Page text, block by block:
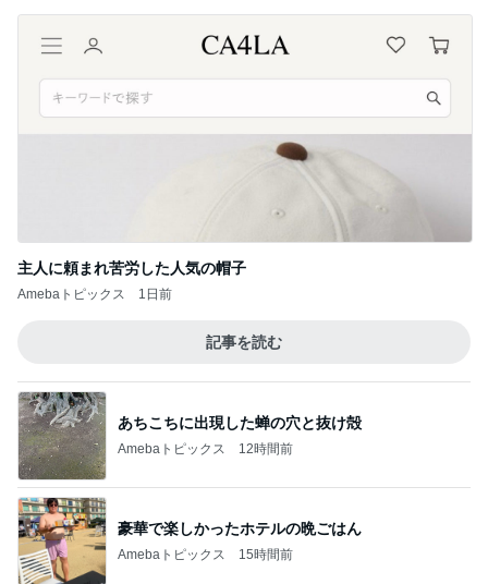
主人に頼まれ苦労した人気の帽子
Amebaトピックス
あちこちに出現した蝉の穴と抜け殻
Amebaトピックス 15時間前
衝撃的な価値の1,780万円の戸建て
Amebaトピックス 1日前
梅干しでまさかの失敗した学童弁当
Amebaトピックス 21時間前